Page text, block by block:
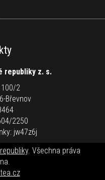
republiky z. s.
2
Břevnov
2250
jw47z6j
. Všechna práva